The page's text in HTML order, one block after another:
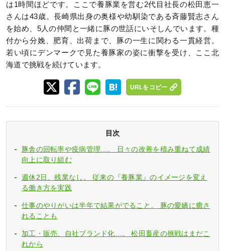
は1時間ほどです。ここで養豚業を営む2代目社長の松田恵一
さんは43歳。長崎県出身の奥様や幼馴染である斉藤賢志さん
を始め、5人の仲間と一緒に豚の世話にいそしんでいます。種
付から分娩、肥育、出荷まで、豚の一生に関わる一貫経営。
若い頃にデンマークで見た養豚家の姿に衝撃を受け、ここ北
海道で挑戦を続けています。
URLをコピー
目次
豚舎の回転率や疫病管理…。 日々の改善を積み重ねて成績
向上に取り組む
週休2日。残業なし。 従来の『養豚業』のイメージを変え
る働き方を実践
仕事のやりがいは半年で結果がでること。 豚の愛嬌に癒さ
れることも
加工・販売、自社ブランド化…。 松田畜産の挑戦はまだこ
れから